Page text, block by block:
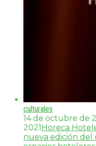
culturales
14 de octubre de
2021 Horeca
nueva edición del